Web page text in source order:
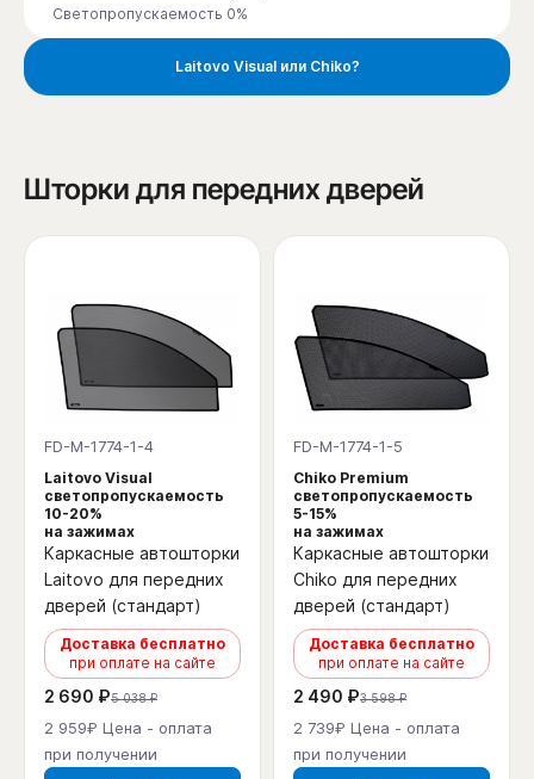
Светопропускаемость 0%
Laitovo Visual или Chiko?
Шторки для передних дверей
FD-M-1774-1-4
Laitovo Visual
светопропускаемость
10-20%
на зажимах
Каркасные автошторки
Laitovo для передних
дверей (стандарт)
Доставка бесплатно
при оплате на сайте
2 690 ₽5 038 ₽
2 959₽ Цена - оплата
при получении
FD-M-1774-1-5
Chiko Premium
светопропускаемость
5-15%
на зажимах
Каркасные автошторки
Chiko для передних
дверей (стандарт)
Доставка бесплатно
при оплате на сайте
2 490 ₽3 598 ₽
2 739₽ Цена - оплата
при получении